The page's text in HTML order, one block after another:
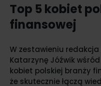
Top 5 kobiet
finansowej
W zestawieniu redakcja
Katarzynę Jóźwik
kobiet polskiej branży
że skutecznie łączą